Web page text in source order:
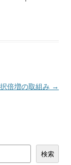
倍増の取組み →
検索